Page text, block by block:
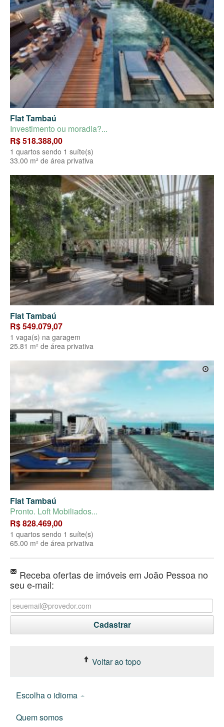
Flat Tambaú
Investimento ou moradia?...
R$ 518.388,00
1 quartos sendo 1 suíte(s)
33.00 m² de área privativa
Flat Tambaú
R$ 549.079,07
1 vaga(s) na garagem
25.81 m² de área privativa
Flat Tambaú
Pronto. Loft Mobiliados...
R$ 828.469,00
1 quartos sendo 1 suíte(s)
65.00 m² de área privativa
Receba ofertas de imóveis em João Pessoa no
seu e-mail:
Voltar ao topo
Escolha o idioma
Quem somos